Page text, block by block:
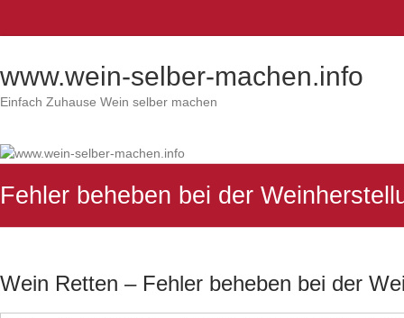
www.wein-selber-machen.info
Einfach Zuhause Wein selber machen
Fehler beheben bei der
Wein Retten – Fehler beheben bei der